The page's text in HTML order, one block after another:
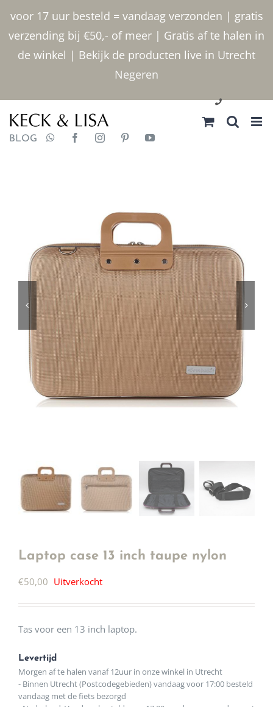
voor 17 uur besteld = vandaag verzonden | gratis
verzending bij €50,- of meer | Gratis af te halen in
de winkel | Bekijk de producten live in Utrecht
Negeren
inhoud
030 2400000
BLOG
Laptop case 13 inch taupe nylon
€50,00 Uitverkocht
Tas voor een 13 inch laptop.
Levertijd
Morgen af te halen vanaf 12uur in onze winkel in Utrecht
- Binnen Utrecht (Postcodegebieden) vandaag voor 17:00 besteld
vandaag met de fiets bezorgd